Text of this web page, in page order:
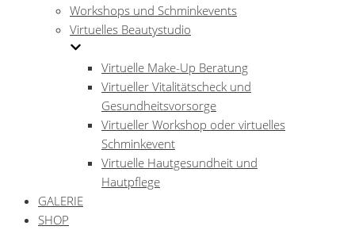
Workshops und Schminkevents
Virtuelles Beautystudio
Virtuelle Make-Up Beratung
Virtueller Vitalitätscheck und
Gesundheitsvorsorge
Virtueller Workshop oder virtuelles
Schminkevent
Virtuelle Hautgesundheit und
Hautpflege
GALERIE
SHOP